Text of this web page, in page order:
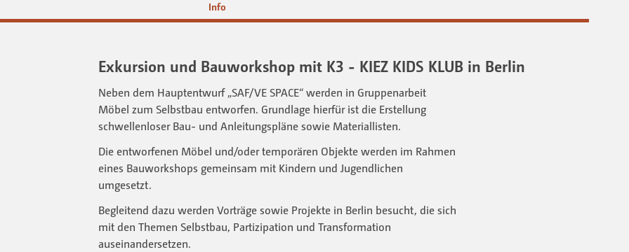
Info
Exkursion und Bauworkshop mit K3 - KIEZ KIDS KLUB in Berlin
Neben dem Hauptentwurf „SAF/VE SPACE“ werden in Gruppenarbeit
Möbel zum Selbstbau entworfen. Grundlage hierfür ist die Erstellung
schwellenloser Bau- und Anleitungspläne sowie Materiallisten.
Die entworfenen Möbel und/oder temporären Objekte werden im Rahmen
eines Bauworkshops gemeinsam mit Kindern und Jugendlichen
umgesetzt.
Begleitend dazu werden Vorträge sowie Projekte in Berlin besucht, die sich
mit den Themen Selbstbau, Partizipation und Transformation
auseinandersetzen.